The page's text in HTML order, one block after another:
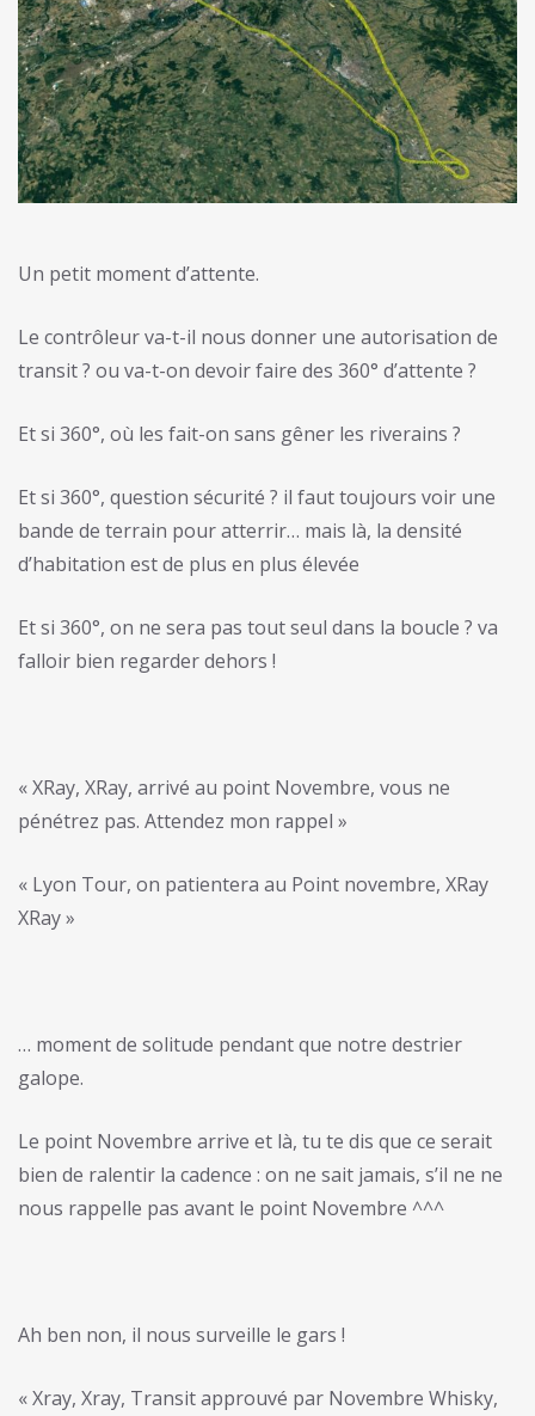
Un petit moment d’attente.
Le contrôleur va-t-il nous donner une autorisation de
transit ? ou va-t-on devoir faire des 360° d’attente ?
Et si 360°, où les fait-on sans gêner les riverains ?
Et si 360°, question sécurité ? il faut toujours voir une
bande de terrain pour atterrir… mais là, la densité
d’habitation est de plus en plus élevée
Et si 360°, on ne sera pas tout seul dans la boucle ? va
falloir bien regarder dehors !
« XRay, XRay, arrivé au point Novembre, vous ne
pénétrez pas. Attendez mon rappel »
« Lyon Tour, on patientera au Point novembre, XRay
XRay »
… moment de solitude pendant que notre destrier
galope.
Le point Novembre arrive et là, tu te dis que ce serait
bien de ralentir la cadence : on ne sait jamais, s’il ne ne
nous rappelle pas avant le point Novembre ^^^
Ah ben non, il nous surveille le gars !
« Xray, Xray, Transit approuvé par Novembre Whisky,